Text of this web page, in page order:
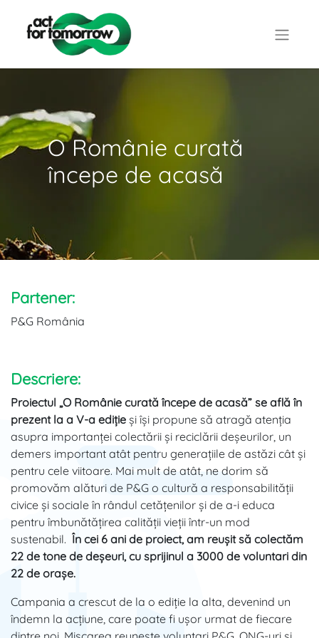
O Românie curată
începe de acasă
Partener:
P&G România
Descriere:
Proiectul „O Românie curată începe de acasă” se află în
prezent la a V-a ediție și își propune să atragă atenția
asupra importanței colectării și reciclării deșeurilor, un
demers important atât pentru generațiile de astăzi cât și
pentru cele viitoare. Mai mult de atât, ne dorim să
promovăm alături de P&G o cultură a responsabilității
civice și sociale în rândul cetățenilor și de a-i educa
pentru îmbunătățirea calității vieții într-un mod
sustenabil. În cei 6 ani de proiect, am reușit să colectăm
22 de tone de deșeuri, cu sprijinul a 3000 de voluntari din
22 de orașe.
Campania a crescut de la o ediție la alta, devenind un
îndemn la acțiune, care poate fi ușor urmat de fiecare